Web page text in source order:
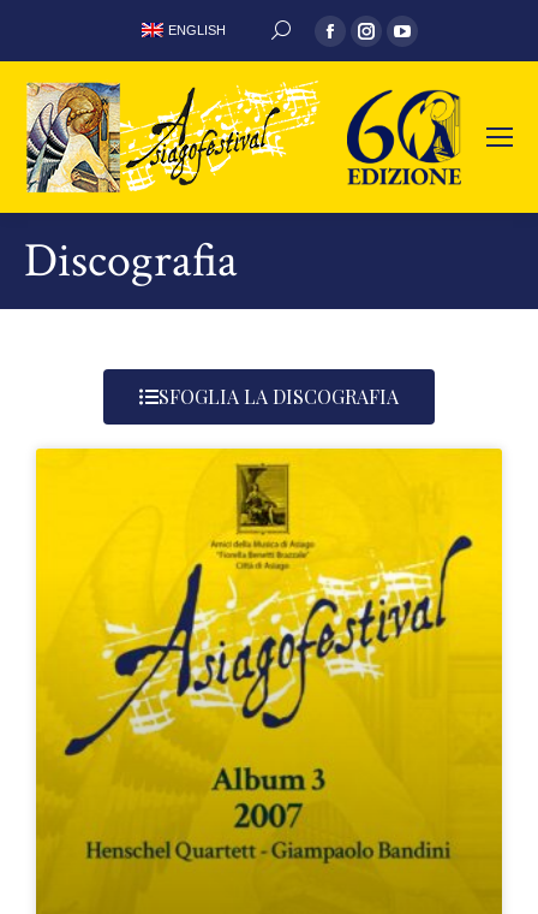
ENGLISH
Discografia
SFOGLIA LA DISCOGRAFIA